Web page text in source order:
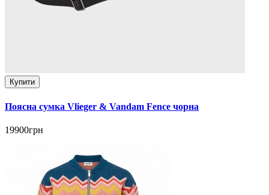
Купити
Поясна сумка Vlieger & Vandam Fence чорна
19900грн